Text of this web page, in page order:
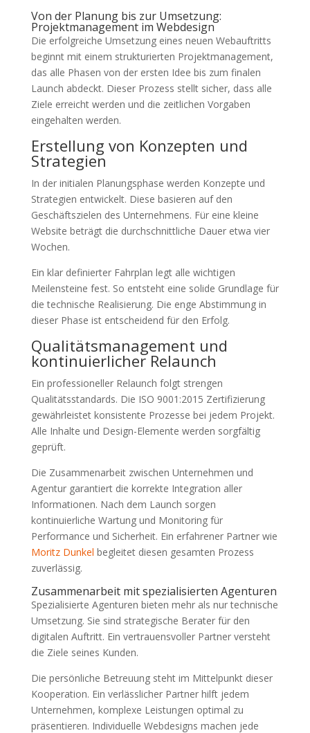
Von der Planung bis zur Umsetzung:
Projektmanagement im Webdesign
Die erfolgreiche Umsetzung eines neuen Webauftritts
beginnt mit einem strukturierten Projektmanagement,
das alle Phasen von der ersten Idee bis zum finalen
Launch abdeckt. Dieser Prozess stellt sicher, dass alle
Ziele erreicht werden und die zeitlichen Vorgaben
eingehalten werden.
Erstellung von Konzepten und
Strategien
In der initialen Planungsphase werden Konzepte und
Strategien entwickelt. Diese basieren auf den
Geschäftszielen des Unternehmens. Für eine kleine
Website beträgt die durchschnittliche Dauer etwa vier
Wochen.
Ein klar definierter Fahrplan legt alle wichtigen
Meilensteine fest. So entsteht eine solide Grundlage für
die technische Realisierung. Die enge Abstimmung in
dieser Phase ist entscheidend für den Erfolg.
Qualitätsmanagement und
kontinuierlicher Relaunch
Ein professioneller Relaunch folgt strengen
Qualitätsstandards. Die ISO 9001:2015 Zertifizierung
gewährleistet konsistente Prozesse bei jedem Projekt.
Alle Inhalte und Design-Elemente werden sorgfältig
geprüft.
Die Zusammenarbeit zwischen Unternehmen und
Agentur garantiert die korrekte Integration aller
Informationen. Nach dem Launch sorgen
kontinuierliche Wartung und Monitoring für
Performance und Sicherheit. Ein erfahrener Partner wie
Moritz Dunkel begleitet diesen gesamten Prozess
zuverlässig.
Zusammenarbeit mit spezialisierten Agenturen
Spezialisierte Agenturen bieten mehr als nur technische
Umsetzung. Sie sind strategische Berater für den
digitalen Auftritt. Ein vertrauensvoller Partner versteht
die Ziele seines Kunden.
Die persönliche Betreuung steht im Mittelpunkt dieser
Kooperation. Ein verlässlicher Partner hilft jedem
Unternehmen, komplexe Leistungen optimal zu
präsentieren. Individuelle Webdesigns machen jede